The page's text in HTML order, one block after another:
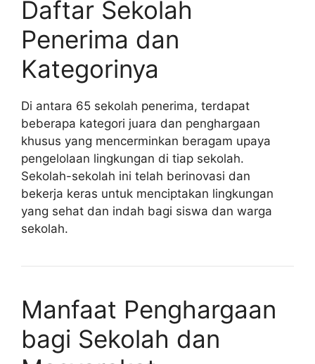
Daftar Sekolah
Penerima dan
Kategorinya
Di antara 65 sekolah penerima, terdapat
beberapa kategori juara dan penghargaan
khusus yang mencerminkan beragam upaya
pengelolaan lingkungan di tiap sekolah.
Sekolah-sekolah ini telah berinovasi dan
bekerja keras untuk menciptakan lingkungan
yang sehat dan indah bagi siswa dan warga
sekolah.
Manfaat Penghargaan
bagi Sekolah dan